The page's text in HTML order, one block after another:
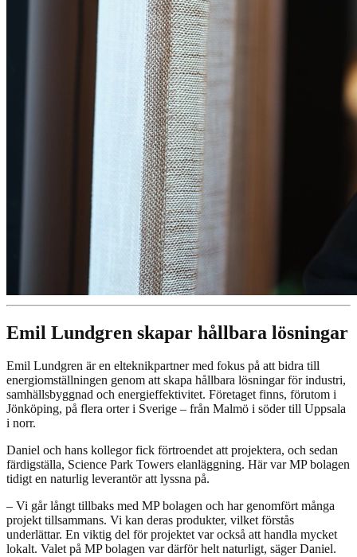
Emil Lundgren skapar hållbara lösningar
Emil Lundgren är en elteknikpartner med fokus på att bidra till
energiomställningen genom att skapa hållbara lösningar för industri,
samhällsbyggnad och energieffektivitet. Företaget finns, förutom i
Jönköping, på flera orter i Sverige – från Malmö i söder till Uppsala
i norr.
​Daniel och hans kollegor fick förtroendet att projektera, och sedan
färdigställa, Science Park Towers elanläggning. Här var MP bolagen
tidigt en naturlig leverantör att lyssna på.
– Vi går långt tillbaks med MP bolagen och har genomfört många
projekt tillsammans. Vi kan deras produkter, vilket förstås
underlättar. En viktig del för projektet var också att handla mycket
lokalt. Valet på MP bolagen var därför helt naturligt, säger Daniel.